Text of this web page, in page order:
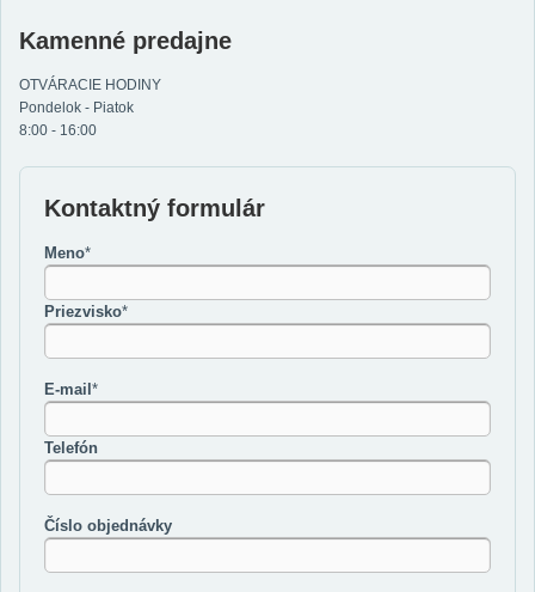
Kamenné predajne
OTVÁRACIE HODINY
Pondelok - Piatok
8:00 - 16:00
Kontaktný formulár
Meno*
Priezvisko*
E-mail*
Telefón
Číslo objednávky